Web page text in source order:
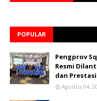
POPULAR
Pengprov
Resmi
dan
Agustus 04,